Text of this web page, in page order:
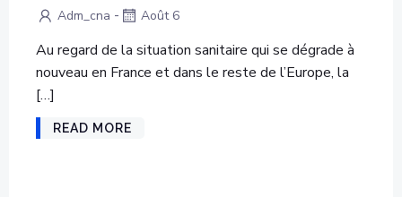
Adm_cna - Août 6
Au regard de la situation sanitaire qui se dégrade à
nouveau en France et dans le reste de l’Europe, la
[…]
READ MORE